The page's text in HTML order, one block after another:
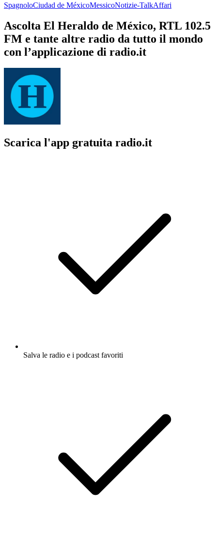
SpagnoloCiudad de MéxicoMessicoNotizie-TalkAffari
Ascolta El Heraldo de México, RTL 102.5
FM e tante altre radio da tutto il mondo
con l’applicazione di radio.it
Scarica l'app gratuita radio.it
Salva le radio e i podcast favoriti